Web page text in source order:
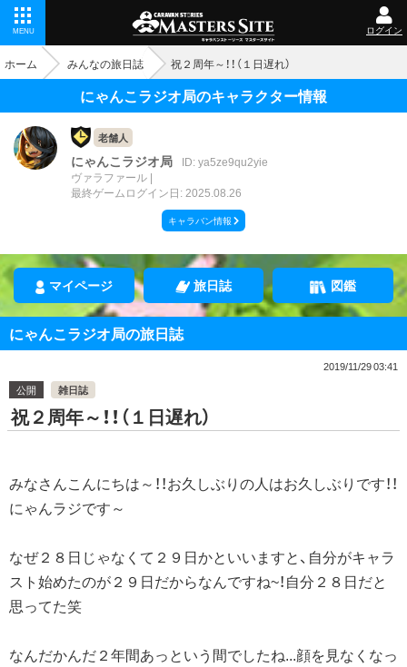
MENU ログイン
ホーム みんなの旅日誌 祝２周年～！！（１日遅れ）
にゃんこラジオ局のキャラクター情報
老舗人
にゃんこラジオ局
ID: ya5ze9qu2yie
ヴァラファール
最終ゲームログイン日: 2025.08.26
キャラバン情報
マイページ 旅日誌 図鑑
にゃんこラジオ局の旅日誌
2019/11/29 03:41
公開
雑日誌
祝２周年～！！（１日遅れ）
みなさんこんにちは～！！お久しぶりの人はお久しぶりです！！
にゃんラジです～
なぜ２８日じゃなくて２９日かといいますと、自分がキャラ
スト始めたのが２９日だからなんですね~！自分２８日だと
思ってた笑
なんだかんだ２年間あっという間でしたね...顔を見なくなっ